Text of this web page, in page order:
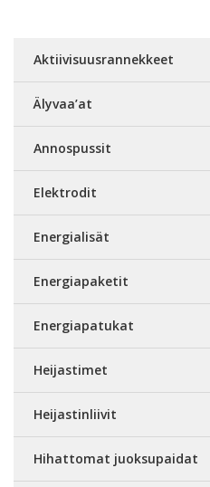
Aktiivisuusrannekkeet
Älyvaa’at
Annospussit
Elektrodit
Energialisät
Energiapaketit
Energiapatukat
Heijastimet
Heijastinliivit
Hihattomat juoksupaidat